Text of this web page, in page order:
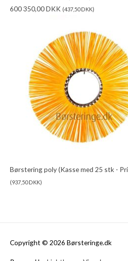
600350,00DKK (437,50DKK)
Børstering poly (Kasse med 25 stk -
(937,50DKK)
Copyright © 2026 Børsteringe.dk